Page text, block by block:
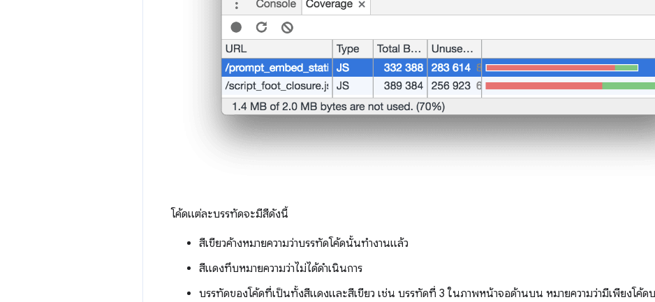
โค้ดแต่ละบรรทัดจะมีสีดังนี้
สีเขียวค้างหมายความว่าบรรทัดโค้ดนั้นทำงานแล้ว
สีแดงทึบหมายความว่าไม่ได้ดำเนินการ
บรรทัดของโค้ดที่เป็นทั้งสีแดงและสีเขียว เช่น บรรทัดที่ 3 ในภาพหน้าจอด้านบน หมายความว่ามีเพียงโค้